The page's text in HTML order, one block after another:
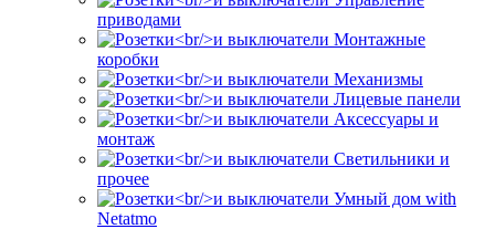
приводами
Монтажные
коробки
Механизмы
Лицевые панели
Аксессуары и
монтаж
Светильники и
прочее
Умный дом with
Netatmo